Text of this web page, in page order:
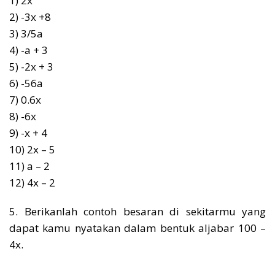
2) -3x +8
3) 3/5a
4) -a + 3
5) -2x + 3
6) -56a
7) 0.6x
8) -6x
9) -x + 4
10) 2x – 5
11) a – 2
12) 4x – 2
5. Berikanlah contoh besaran di sekitarmu yang
dapat kamu nyatakan dalam bentuk aljabar 100 –
4x.